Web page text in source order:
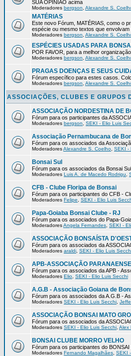
SUA OPINIÃO acima
Moderadores bergson Alexandre S.
MATÉRIAS
Este novo Fórum, MATÉRIAS, como o
espécie ou mesmo textos que
Moderadores bergson Alexandre S.
ESPÉCIES USADAS PARA BONSAI
POR FAVOR, para a melhor
Moderadores bergson Alexandre S.
PRAGAS DOENÇAS E SEUS
Fórum específico para estes casos.
Moderadores bergson Alexandre S.
ASSOCIAÇÕES, CLUBES E GRUPOS
ASSOCIAÇÃO NORDESTINA DE
Fórum para os participantes da
Moderadores bergson SEKI - Elio Luis
Associação Pernambucana de
Fórum para os associados da
ModeradoresAlexandre S. Coelho SEKI -
Bonsai Sul
Fórum para os associados da Bonsai
Moderadores Luis A. de Macedo Rodrigu
CFB - Clube Floripa de Bonsai
Fórum para os participantes do CFB -
Moderadores Felipe SEKI - Elio Luis
Papa-Goiaba Bonsai Clube - RJ
Fórum para os associados do Papa-
ModeradoresAngela Fernandes SEKI -
ASSOCIAÇÃO BONSAÍSTA
Fórum para os associados da
Moderadores araldi SEKI - Elio Luis
APB-ASSOCIAÇÃO
Fórum para os associados da APB -
Moderadores Elio SEKI - Elio Luis Secchi
A.G.B - Associação Goiana de
Fórum para os associados da A.G.B -
Moderadores SEKI - Elio Luis Secchi
ASSOCIAÇÃO BONSAI MATO
Fórum para os associados da
Moderadores SEKI - Elio Luis Secchi Alex
BONSAI CLUBE MORRO VELHO
Fórum para os participantes do
Moderadores Fernando Magalhães SEKI